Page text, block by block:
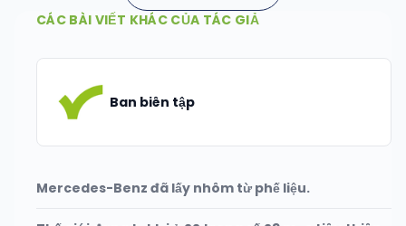
CÁC BÀI VIẾT KHÁC CỦA TÁC GIẢ
Ban biên tập
Mercedes-Benz đã lấy nhôm từ phế liệu.